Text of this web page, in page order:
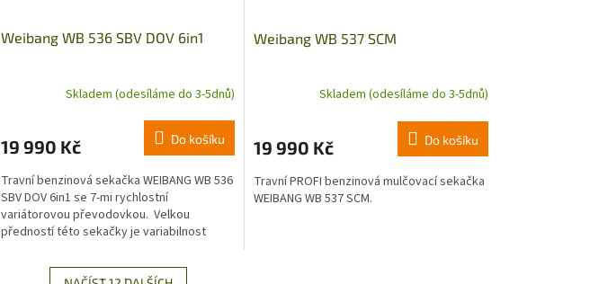
Weibang WB 536 SBV DOV 6in1
Skladem (odesíláme do 3-5dnů)
19 990 Kč Do košíku
Travní benzinová sekačka WEIBANG WB 536
SBV DOV 6in1 se 7-mi rychlostní
variátorovou převodovkou. Velkou
předností této sekačky je variabilnost
Weibang WB 537 SCM
Skladem (odesíláme do 3-5dnů)
19 990 Kč Do košíku
Travní PROFI benzinová mulčovací sekačka
WEIBANG WB 537 SCM.